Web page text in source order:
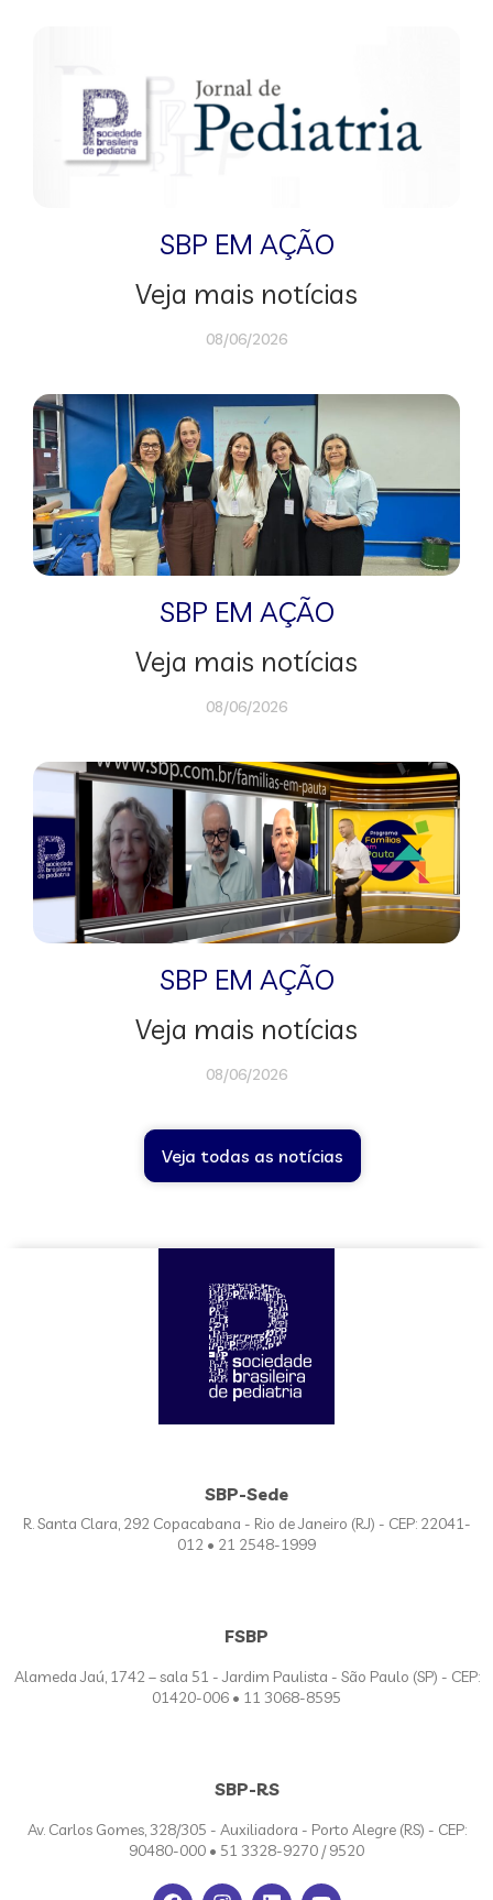
SBP EM AÇÃO
Veja mais notícias
08/06/2026
SBP EM AÇÃO
Veja mais notícias
08/06/2026
SBP EM AÇÃO
Veja mais notícias
08/06/2026
Veja todas as notícias
SBP-Sede
R. Santa Clara, 292 Copacabana - Rio de Janeiro (RJ) - CEP: 22041-
012 • 21 2548-1999
FSBP
Alameda Jaú, 1742 – sala 51 - Jardim Paulista - São Paulo (SP) - CEP:
01420-006 • 11 3068-8595
SBP-RS
Av. Carlos Gomes, 328/305 - Auxiliadora - Porto Alegre (RS) - CEP:
90480-000 • 51 3328-9270 / 9520